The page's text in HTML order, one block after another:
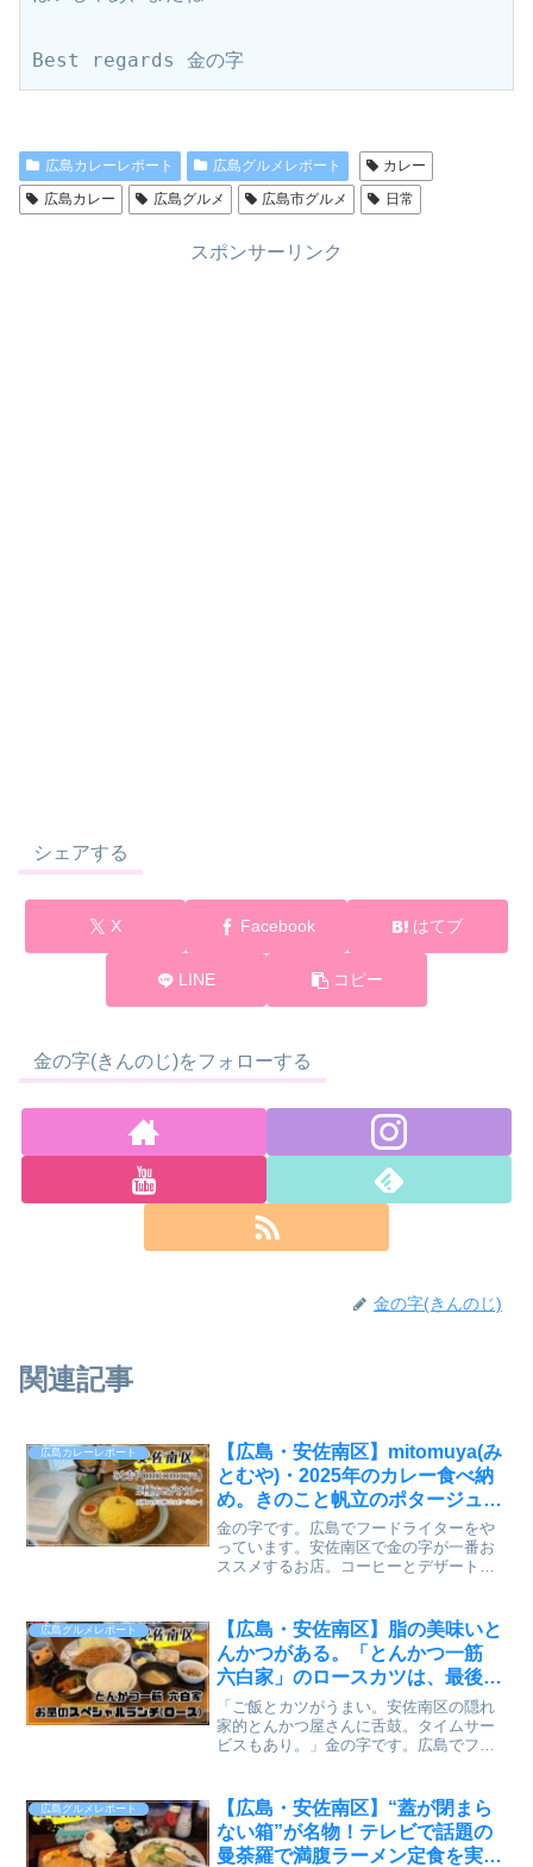
Best regards 金の字
広島カレーレポート 広島グルメレポート
カレー
広島カレー
広島グルメ 広島市グルメ 日常
スポンサーリンク
シェアする
X Facebook はてブ
LINE コピー
金の字(きんのじ)をフォローする
金の字(きんのじ)
関連記事
広島カレーレポート
【広島・安佐南区】mitomuya(み
とむや)・2025年のカレー食べ納
め。きのこと帆立のポタージュカ
レー＆デザートに舌鼓【2025年
12月】
金の字です。広島でフードライターをや
っています。安佐南区で金の字が一番お
ススメするお店。コーヒーとデザートも
きました！やっぱり好きなお店で食べ納
めしたい...
広島グルメレポート
【広島・安佐南区】脂の美味いと
んかつがある。「とんかつ一筋
六白家」のロースカツは、最後ま
で全部うまかった。タイムサービ
スあり【かえるのピクルスと実食
レビュー】
「ご飯とカツがうまい。安佐南区の隠れ
家的とんかつ屋さんに舌鼓。タイムサー
ビスもあり。」金の字です。広島でフー
とんかつ屋さんがあります。「満点マ
マ」でも紹介されたことがあ...
広島グルメレポート
【広島・安佐南区】“蓋が閉まら
ない箱”が名物！テレビで話題の
曼荼羅で満腹ラーメン定食を実食